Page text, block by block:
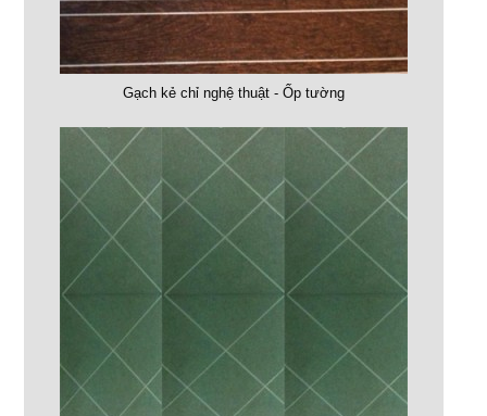
Gạch kẻ chỉ nghệ thuật - Ốp tường